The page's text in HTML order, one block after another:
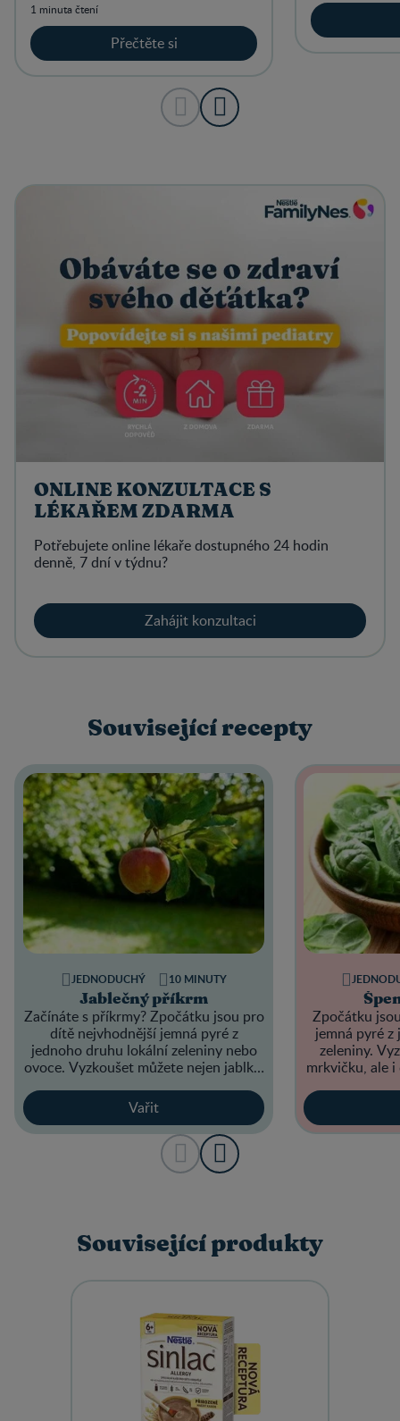
1 minuta čtení
Přečtěte si
ONLINE KONZULTACE S
LÉKAŘEM ZDARMA
Potřebujete online lékaře dostupného 24 hodin
denně, 7 dní v týdnu?
Zahájit konzultaci
Související recepty
Jablečný příkrm
Začínáte s příkrmy? Zpočátku jsou pro
dítě nejvhodnější jemná pyré z
jednoho druhu lokální zeleniny nebo
ovoce. Vyzkoušet můžete nejen jablka,
chuť.
JEDNODUCHÝ 10 MINUTY
Vařit
Zpočátku
jemná pyré
zeleniny.
mrkvičku, ale
Související produkty